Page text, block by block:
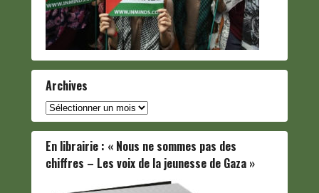
Archives
Archives
En librairie : « Nous ne sommes pas des
chiffres – Les voix de la jeunesse de Gaza »